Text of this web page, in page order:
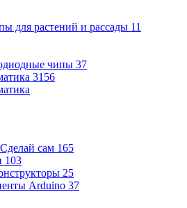
для растений и рассады 11
чипы 37
3156
Сделай сам 165
103
25
Arduino 37